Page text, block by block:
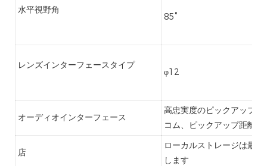
水平視野角
85°
レンズインターフェースタイプ
φ12
オーディオインターフェース
高忠実度のピックアップ
コム、ピックアップ距離
店
ローカルストレージは最
します